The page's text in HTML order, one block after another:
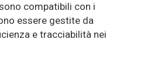
compatibili con i
essere gestite da
e tracciabilità nei